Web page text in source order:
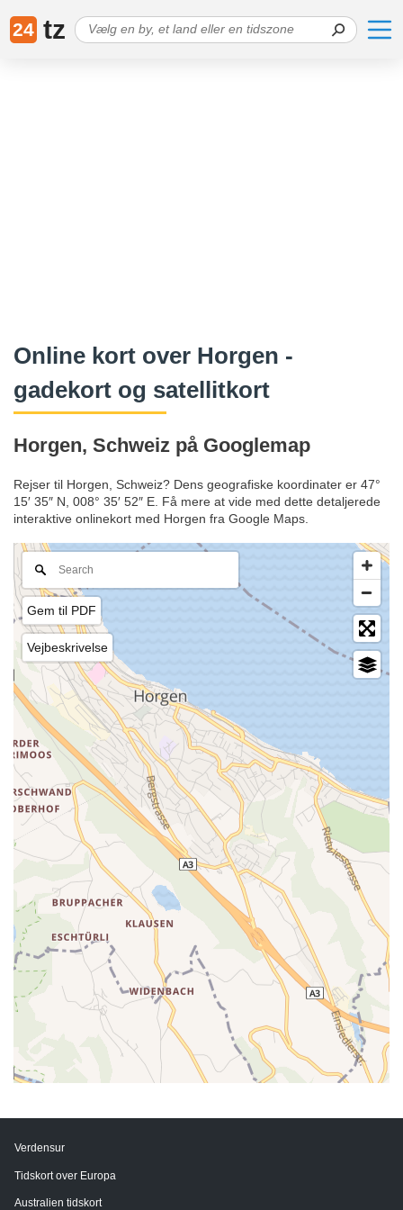
24 tz
Online kort over Horgen -
gadekort og satellitkort
Horgen, Schweiz på Googlemap
Rejser til Horgen, Schweiz? Dens geografiske koordinater er 47°
15′ 35″ N, 008° 35′ 52″ E. Få mere at vide med dette detaljerede
interaktive onlinekort med Horgen fra Google Maps.
Gem til PDF
Vejbeskrivelse
Verdensur
Tidskort over Europa
Australien tidskort